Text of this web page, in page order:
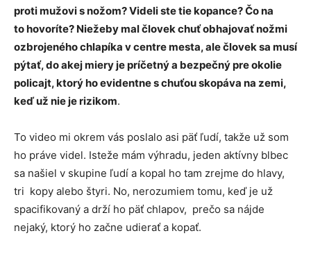
proti mužovi s nožom? Videli ste tie kopance? Čo na
to hovoríte? Niežeby mal človek chuť obhajovať nožmi
ozbrojeného chlapíka v centre mesta, ale človek sa musí
pýtať, do akej miery je príčetný a bezpečný pre okolie
policajt, ktorý ho evidentne s chuťou skopáva na zemi,
keď už nie je rizikom.
To video mi okrem vás poslalo asi päť ľudí, takže už som
ho práve videl. Isteže mám výhradu, jeden aktívny blbec
sa našiel v skupine ľudí a kopal ho tam zrejme do hlavy,
tri kopy alebo štyri. No, nerozumiem tomu, keď je už
spacifikovaný a drží ho päť chlapov, prečo sa nájde
nejaký, ktorý ho začne udierať a kopať.